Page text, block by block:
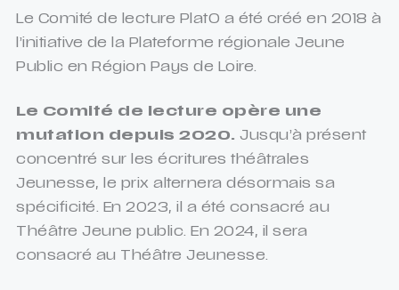
Le Comité de lecture PlatO a été créé en 2018 à
l’initiative de la Plateforme régionale Jeune
Public en Région Pays de Loire.
Le Comité de lecture opère une
mutation depuis 2020. Jusqu’à présent
concentré sur les écritures théâtrales
Jeunesse, le prix alternera désormais sa
spécificité. En 2023, il a été consacré au
Théâtre Jeune public. En 2024, il sera
consacré au Théâtre Jeunesse.